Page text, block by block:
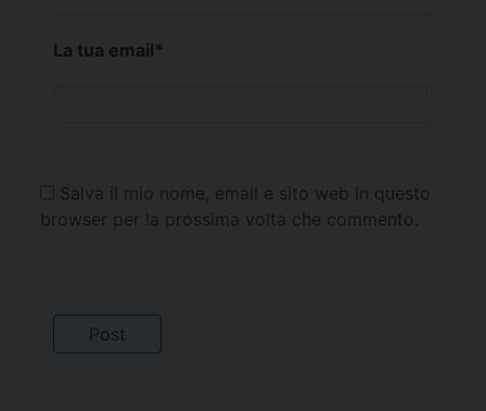
La tua email*
Salva il mio nome, email e sito web in questo
browser per la prossima volta che commento.